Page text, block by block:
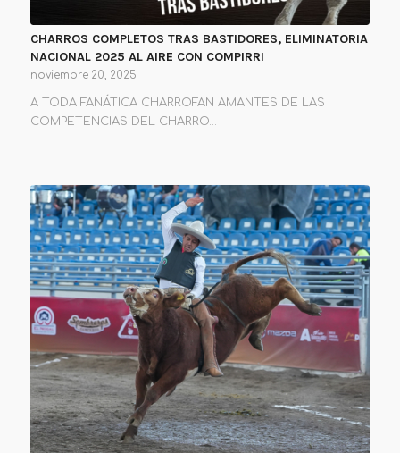
CHARROS COMPLETOS TRAS BASTIDORES, ELIMINATORIA
NACIONAL 2025 AL AIRE CON COMPIRRI
noviembre 20, 2025
A TODA FANÁTICA CHARROFAN AMANTES DE LAS
COMPETENCIAS DEL CHARRO…